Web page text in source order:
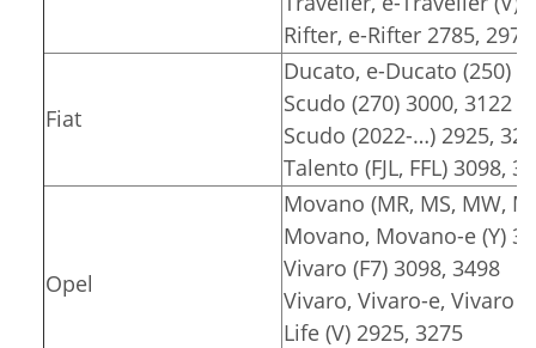
Rifter, e-Rifter 2785, 2975
Fiat
Ducato, e-Ducato (250)
Scudo (270) 3000, 3122
Scudo (2022-…) 2925,
Talento (FJL, FFL) 3098,
Opel
Movano (MR, MS, MW,
Movano, Movano-e (Y)
Vivaro (F7) 3098, 3498
Vivaro, Vivaro-e, Vivaro
Life (V) 2925, 3275